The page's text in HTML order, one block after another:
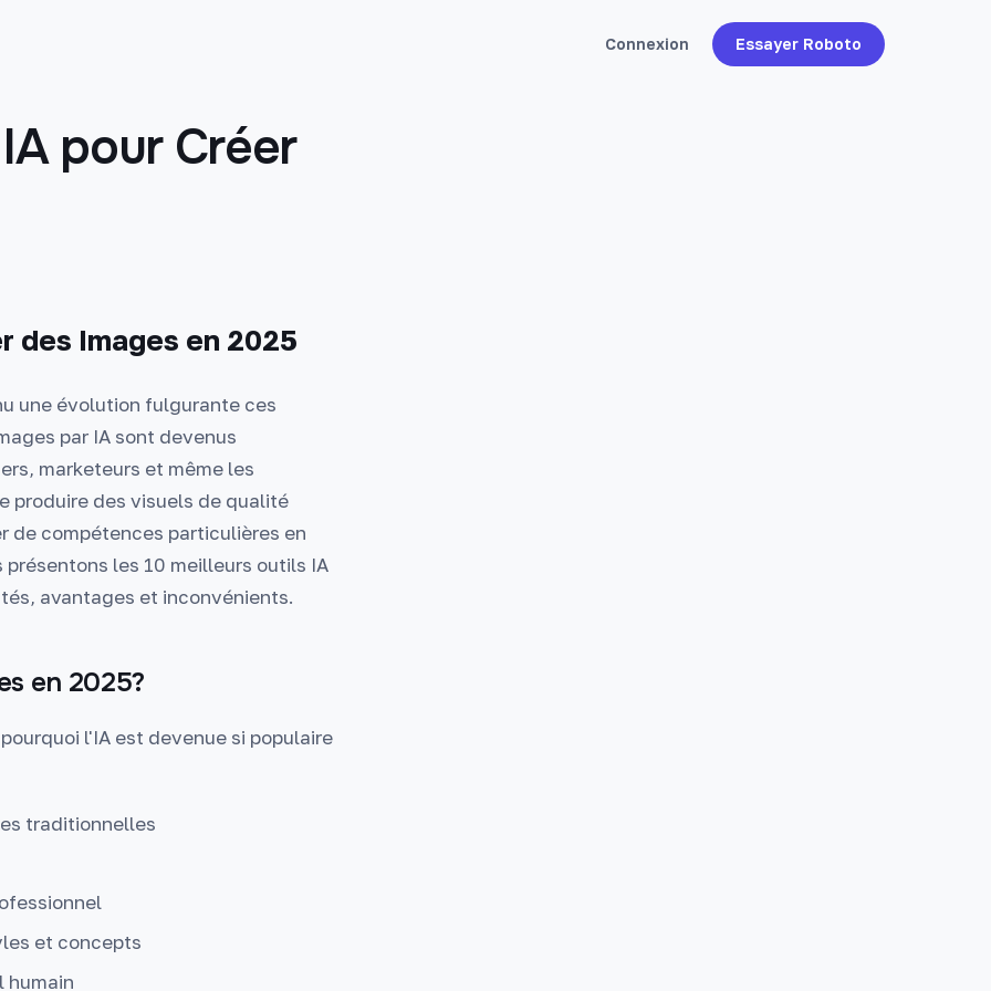
Connexion Essayer Roboto
pour Créer
des Images en 2025
une évolution fulgurante ces
par IA sont devenus
marketeurs et même les
produire des visuels de qualité
de compétences particulières en
les 10 meilleurs outils IA
avantages et inconvénients.
en 2025?
l'IA est devenue si populaire
traditionnelles
et concepts
humain